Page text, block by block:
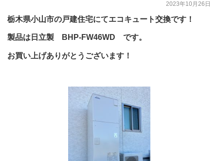
2023年10月26日
栃木県小山市の戸建住宅にてエコキュート交換です！
製品は日立製 BHP-FW46WD です。
お買い上げありがとうございます！